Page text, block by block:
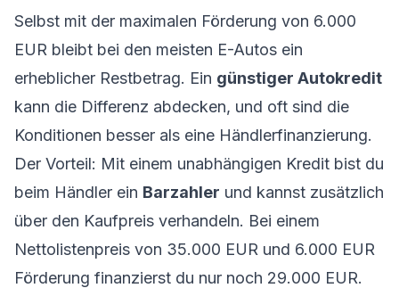
Selbst mit der maximalen Förderung von 6.000
EUR bleibt bei den meisten E-Autos ein
erheblicher Restbetrag. Ein günstiger Autokredit
kann die Differenz abdecken, und oft sind die
Konditionen besser als eine Händlerfinanzierung.
Der Vorteil: Mit einem unabhängigen Kredit bist du
beim Händler ein Barzahler und kannst zusätzlich
über den Kaufpreis verhandeln. Bei einem
Nettolistenpreis von 35.000 EUR und 6.000 EUR
Förderung finanzierst du nur noch 29.000 EUR.